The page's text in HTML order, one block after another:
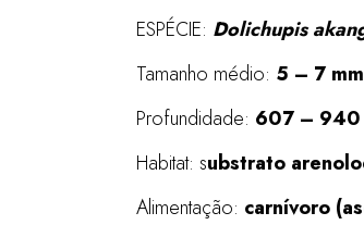
ESPÉCIE: Dolichupis
Tamanho médio: 5 – 7 mm
Profundidade: 607 – 940
Habitat: substrato
Alimentação: carnívoro